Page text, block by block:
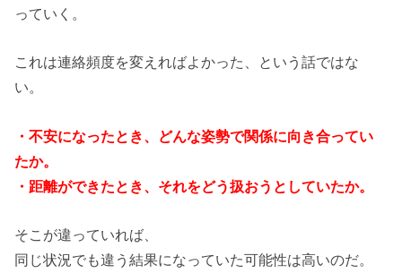
っていく。
これは連絡頻度を変えればよかった、という話ではな
い。
・不安になったとき、どんな姿勢で関係に向き合ってい
たか。
・距離ができたとき、それをどう扱おうとしていたか。
そこが違っていれば、
同じ状況でも違う結果になっていた可能性は高いのだ。